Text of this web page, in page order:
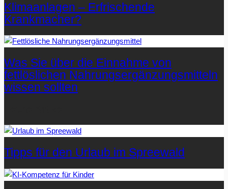
Klimaanlagen – Erfrischende
Krankmacher?
Was Sie über die Einnahme von
fettlöslichen Nahrungsergänzungsmitteln
wissen sollten
Tipps für den Urlaub im Spreewald